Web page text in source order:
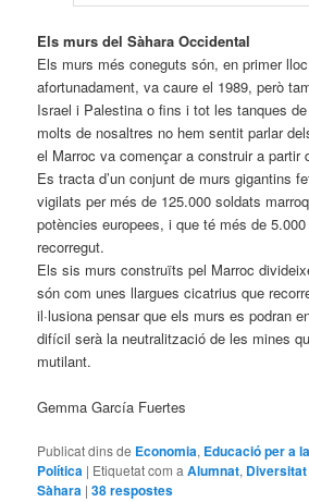
Els murs del Sàhara Occidental
Els murs més coneguts són, en primer
afortunadament, va caure el 1989, però
Israel i Palestina o fins i tot les tanques
molts de nosaltres no hem sentit parlar
el Marroc va començar a construir a partir
Es tracta d’un conjunt de murs gigantins
vigilats per més de 125.000 soldats
potències europees, i que té més de
recorregut.
Els sis murs construïts pel Marroc
són com unes llargues cicatrius que
il·lusiona pensar que els murs es podran
difícil serà la neutralització de les mines
mutilant.
Gemma García Fuertes
Publicat dins de Economia, Educació per a
Política | Etiquetat com aAlumnat,
Sàhara |38respostes